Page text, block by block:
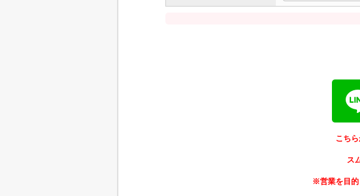
こち
ス
※営業を目